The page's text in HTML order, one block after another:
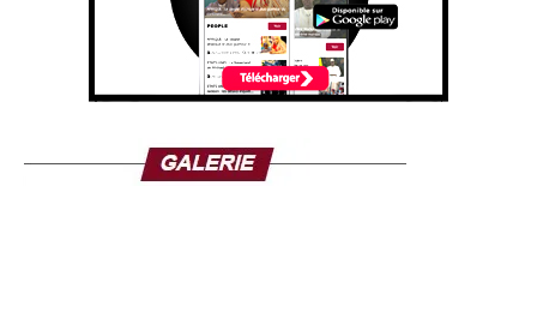
la réussite est de s’accrocher et de prendre son mal en
» a-t-elle déclaré. Toutefois la constitution du
budget et un portefeuille de clients fidèles est un premier
frein à la passion des stylistes, entretenir un rapport de
jours de pouvoir vivre de son art.», souligne-t-elle. Elle se
À travers cette publication, le journaliste entend alimenter
le débat d’idées en proposant aux lecteurs des clés de
compréhension d’un acteur dont l’influence dépasse
convictions, Ousmane Sonko reste l’une des
personnalités les plus observées de la scène politique